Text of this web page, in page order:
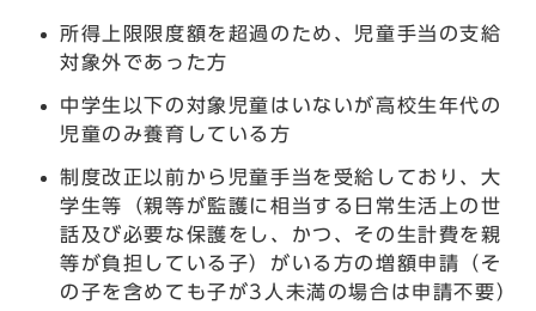
所得上限限度額を超過のため、児童手当の支給
対象外であった方
中学生以下の対象児童はいないが高校生年代の
児童のみ養育している方
制度改正以前から児童手当を受給しており、大
学生等（親等が監護に相当する日常生活上の世
話及び必要な保護をし、かつ、その生計費を親
等が負担している子）がいる方の増額申請（そ
の子を含めても子が3人未満の場合は申請不要）